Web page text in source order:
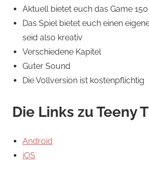
Aktuell bietet euch das Game
Das Spiel bietet euch einen
seid also kreativ
Verschiedene Kapitel
Guter Sound
Die Vollversion ist kostenpflichtig
Die Links zu Teeny
Android
iOS